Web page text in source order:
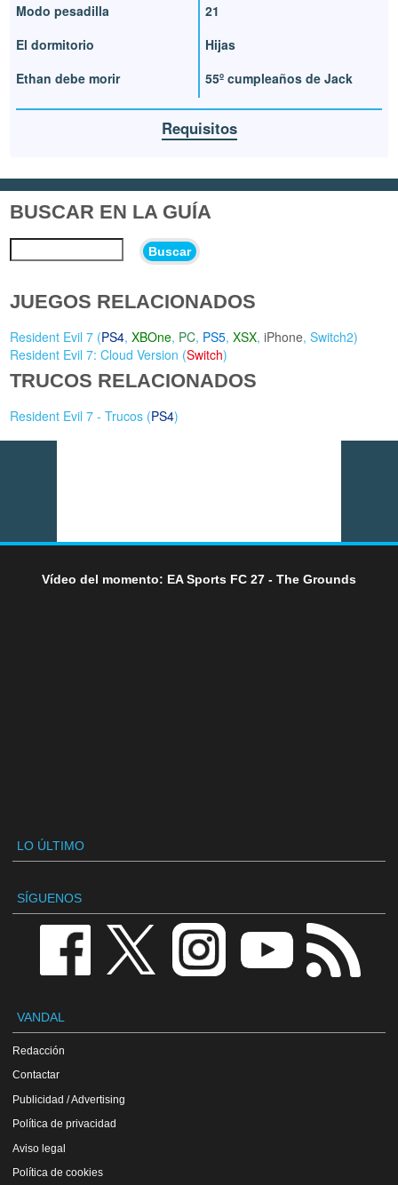
Modo pesadilla
El dormitorio
Ethan debe morir
21
Hijas
55º cumpleaños de Jack
Requisitos
BUSCAR EN LA GUÍA
Buscar
JUEGOS RELACIONADOS
Resident Evil 7 (PS4,XBOne, PC, PS5,XSX,iPhone,Switch2)
Resident Evil 7: Cloud Version (Switch)
TRUCOS RELACIONADOS
Resident Evil 7 - Trucos (PS4)
Vídeo del momento: EA Sports FC 27 - The Grounds
LO ÚLTIMO
SÍGUENOS
VANDAL
Redacción
Contactar
Publicidad / Advertising
Política de privacidad
Aviso legal
Política de cookies